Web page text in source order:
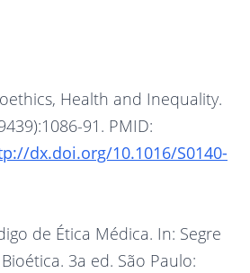
Health and Inequality.
91. PMID:
dx.doi.org/10.1016/S0140-
de Ética Médica. In: Segre
3a ed. São Paulo: